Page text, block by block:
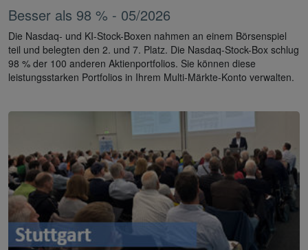
Besser als 98 % - 05/2026
Die Nasdaq- und KI-Stock-Boxen nahmen an einem Börsenspiel
teil und belegten den 2. und 7. Platz. Die Nasdaq-Stock-Box schlug
98 % der 100 anderen Aktienportfolios. Sie können diese
leistungsstarken Portfolios in Ihrem Multi-Märkte-Konto verwalten.